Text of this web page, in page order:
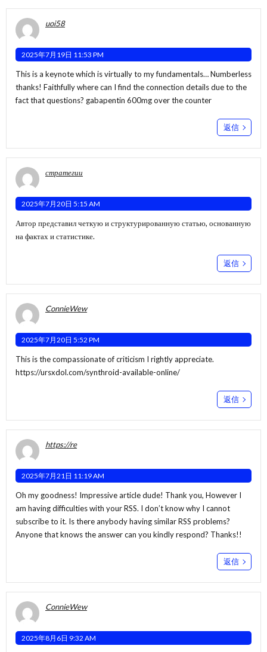
uoi58
2025年7月19日 11:53 PM
This is a keynote which is virtually to my fundamentals… Numberless
thanks! Faithfully where can I find the connection details due to the
fact that questions? gabapentin 600mg over the counter
返信
стратегии
2025年7月20日 5:15 AM
Автор представил четкую и структурированную статью, основанную
на фактах и статистике.
返信
ConnieWew
2025年7月20日 5:52 PM
This is the compassionate of criticism I rightly appreciate.
https://ursxdol.com/synthroid-available-online/
返信
https://re
2025年7月21日 11:19 AM
Oh my goodness! Impressive article dude! Thank you, However I
am having difficulties with your RSS. I don’t know why I cannot
subscribe to it. Is there anybody having similar RSS problems?
Anyone that knows the answer can you kindly respond? Thanks!!
返信
ConnieWew
2025年8月6日 9:32 AM